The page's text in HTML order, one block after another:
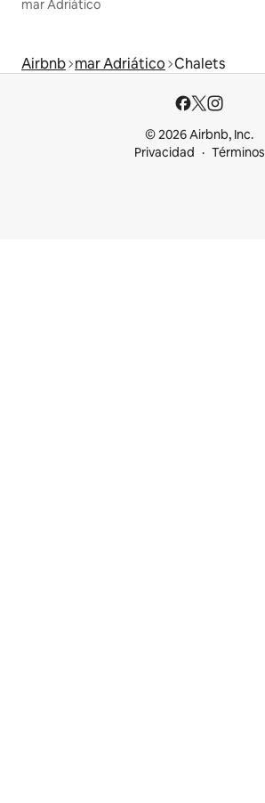
mar Adriático
Airbnb mar Adriático Chalets
© 2026 Airbnb, Inc.
Privacidad
Términos